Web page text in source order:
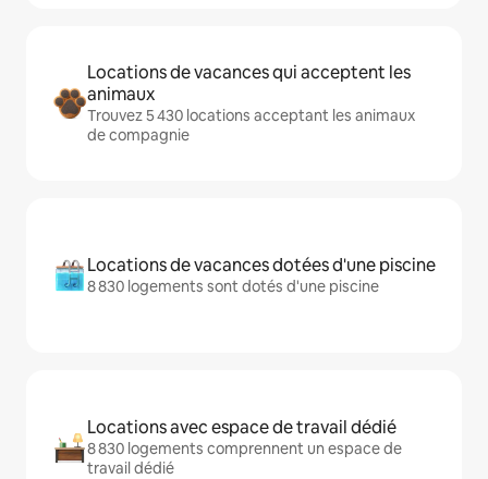
Locations de vacances qui acceptent les
animaux
Trouvez 5 430 locations acceptant les animaux
de compagnie
Locations de vacances dotées d'une piscine
8 830 logements sont dotés d'une piscine
Locations avec espace de travail dédié
8 830 logements comprennent un espace de
travail dédié